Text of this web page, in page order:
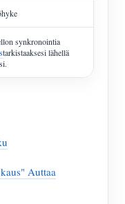
synkronointia
tarkistaaksesi lähellä
Auttaa